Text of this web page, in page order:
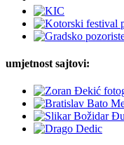
umjetnost sajtovi: